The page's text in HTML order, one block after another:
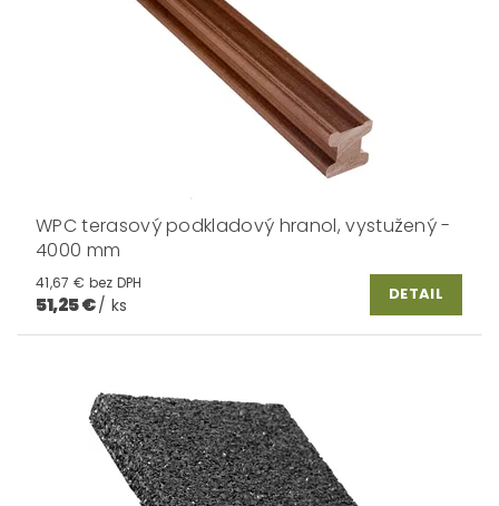
WPC terasový podkladový hranol, vystužený -
4000 mm
41,67 € bez DPH
51,25 €/ ks DETAIL